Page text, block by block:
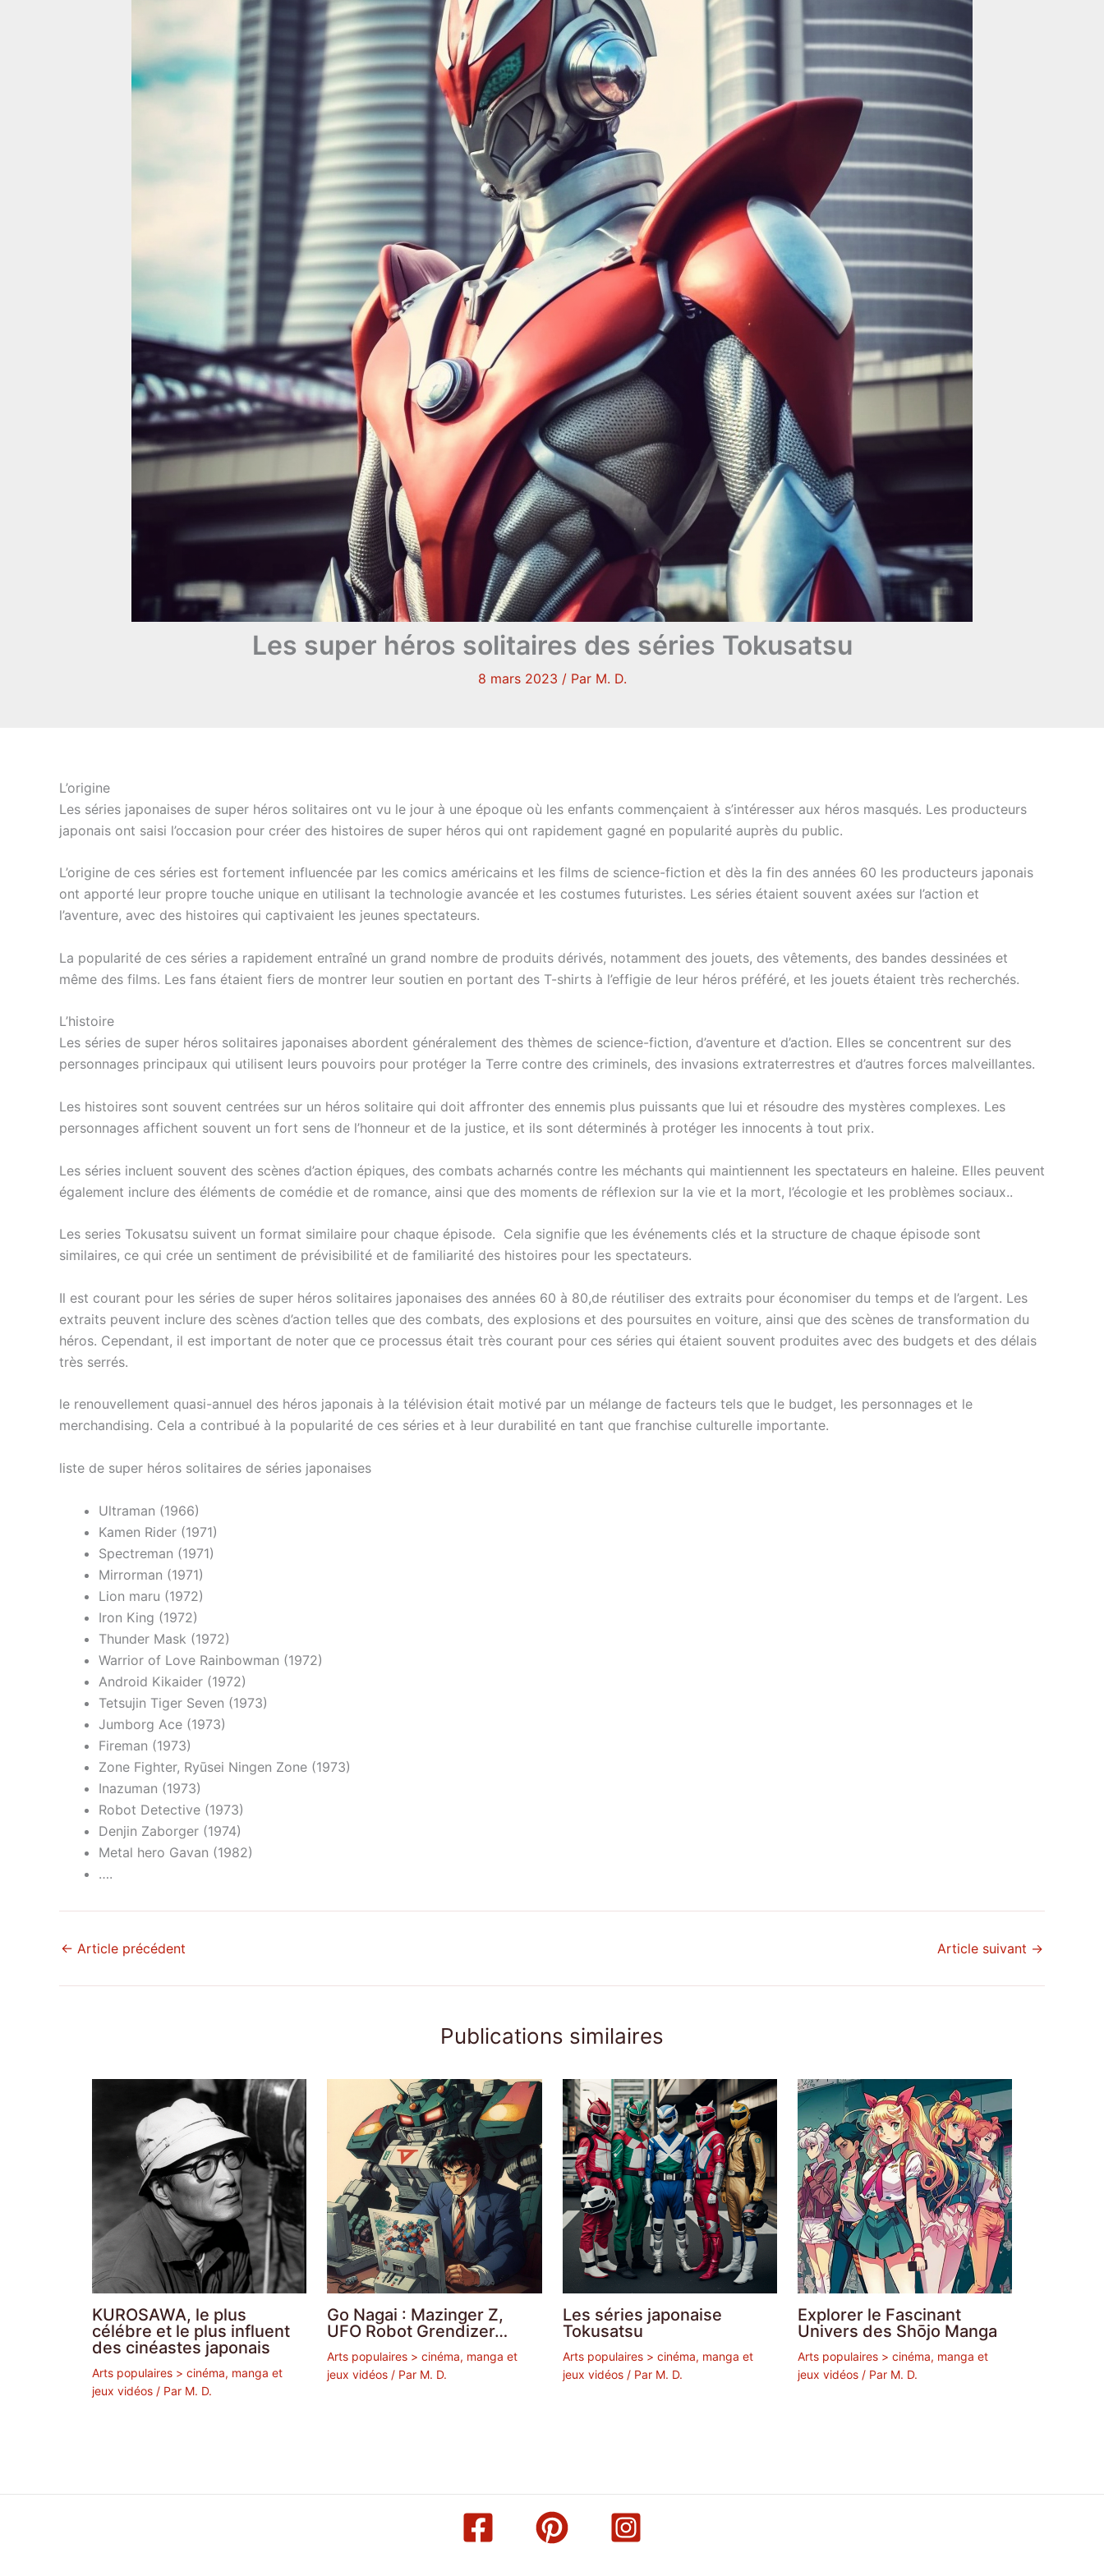
Les super héros solitaires des séries Tokusatsu
8 mars 2023 / Par M. D.
L’origine
Les séries japonaises de super héros solitaires ont vu le jour à une époque où les enfants commençaient à s’intéresser aux héros masqués. Les producteurs
japonais ont saisi l’occasion pour créer des histoires de super héros qui ont rapidement gagné en popularité auprès du public.
L’origine de ces séries est fortement influencée par les comics américains et les films de science-fiction et dès la fin des années 60 les producteurs japonais
ont apporté leur propre touche unique en utilisant la technologie avancée et les costumes futuristes. Les séries étaient souvent axées sur l’action et
l’aventure, avec des histoires qui captivaient les jeunes spectateurs.
La popularité de ces séries a rapidement entraîné un grand nombre de produits dérivés, notamment des jouets, des vêtements, des bandes dessinées et
même des films. Les fans étaient fiers de montrer leur soutien en portant des T-shirts à l’effigie de leur héros préféré, et les jouets étaient très recherchés.
L’histoire
Les séries de super héros solitaires japonaises abordent généralement des thèmes de science-fiction, d’aventure et d’action. Elles se concentrent sur des
personnages principaux qui utilisent leurs pouvoirs pour protéger la Terre contre des criminels, des invasions extraterrestres et d’autres forces malveillantes.
Les histoires sont souvent centrées sur un héros solitaire qui doit affronter des ennemis plus puissants que lui et résoudre des mystères complexes. Les
personnages affichent souvent un fort sens de l’honneur et de la justice, et ils sont déterminés à protéger les innocents à tout prix.
Les séries incluent souvent des scènes d’action épiques, des combats acharnés contre les méchants qui maintiennent les spectateurs en haleine. Elles peuvent
également inclure des éléments de comédie et de romance, ainsi que des moments de réflexion sur la vie et la mort, l’écologie et les problèmes sociaux..
Les series Tokusatsu suivent un format similaire pour chaque épisode. Cela signifie que les événements clés et la structure de chaque épisode sont
similaires, ce qui crée un sentiment de prévisibilité et de familiarité des histoires pour les spectateurs.
Il est courant pour les séries de super héros solitaires japonaises des années 60 à 80,de réutiliser des extraits pour économiser du temps et de l’argent. Les
extraits peuvent inclure des scènes d’action telles que des combats, des explosions et des poursuites en voiture, ainsi que des scènes de transformation du
héros. Cependant, il est important de noter que ce processus était très courant pour ces séries qui étaient souvent produites avec des budgets et des délais
très serrés.
le renouvellement quasi-annuel des héros japonais à la télévision était motivé par un mélange de facteurs tels que le budget, les personnages et le
merchandising. Cela a contribué à la popularité de ces séries et à leur durabilité en tant que franchise culturelle importante.
liste de super héros solitaires de séries japonaises
Ultraman (1966)
Kamen Rider (1971)
Spectreman (1971)
Mirrorman (1971)
Lion maru (1972)
Iron King (1972)
Thunder Mask (1972)
Warrior of Love Rainbowman (1972)
Android Kikaider (1972)
Tetsujin Tiger Seven (1973)
Jumborg Ace (1973)
Fireman (1973)
Zone Fighter, Ryūsei Ningen Zone (1973)
Inazuman (1973)
Robot Detective (1973)
Denjin Zaborger (1974)
Metal hero Gavan (1982)
….
← Article précédent Article suivant →
Publications similaires
KUROSAWA, le plus
célébre et le plus influent
des cinéastes japonais
Arts populaires > cinéma, manga et
jeux vidéos / Par M. D.
Go Nagai : Mazinger Z,
UFO Robot Grendizer…
Arts populaires > cinéma, manga et
jeux vidéos / Par M. D.
Les séries japonaise
Tokusatsu
Arts populaires > cinéma, manga et
jeux vidéos/ Par M. D.
Explorer le Fascinant
Univers des Shōjo Manga
Arts populaires > cinéma, manga et
jeux vidéos/ Par M. D.